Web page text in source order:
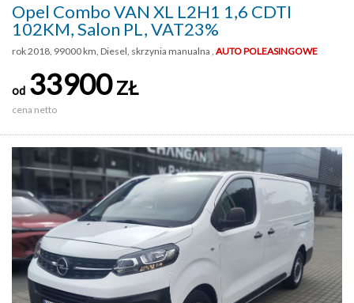
Opel Combo VAN XL L2H1 1,6 CDTI
102KM, Salon PL, VAT23%
rok 2018, 99000 km, Diesel, skrzynia manualna , AUTO POLEASINGOWE
od 33900ZŁ
cena netto